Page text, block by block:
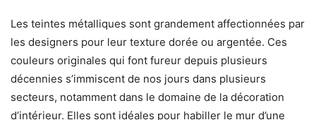
Les teintes métalliques sont grandement affectionnées par
les designers pour leur texture dorée ou argentée. Ces
couleurs originales qui font fureur depuis plusieurs
décennies s’immiscent de nos jours dans plusieurs
secteurs, notamment dans le domaine de la décoration
d’intérieur. Elles sont idéales pour habiller le mur d’une